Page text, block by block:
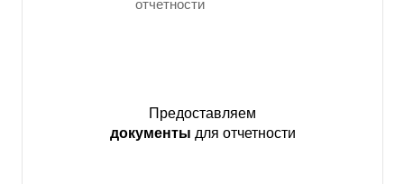
Предоставляем
документы для отчетности